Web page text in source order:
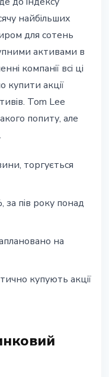
найбільших
для сотень
активами в
компанії всі ці
купити акції
Tom Lee
попиту, але
торгується
за пів року понад
на
купують акції